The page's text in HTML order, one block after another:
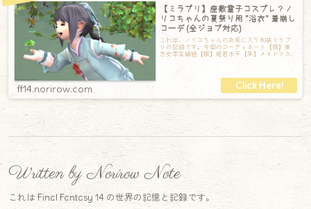
【ミラプリ】座敷童子コスプレ？ノ
リコちゃんの夏祭り用 "浴衣" 着崩し
コーデ (全ジョブ対応)
これは、ノリコちゃんのお気に入り和装ミラプ
リの記録です。今回のコーディネート【頭】東
方女学生絹紐【胴】姫君水干【手】メイドリス
ff14.norirow.com
Written by Norirow Note
これは Final Fantasy 14 の世界の記憶と記録です。